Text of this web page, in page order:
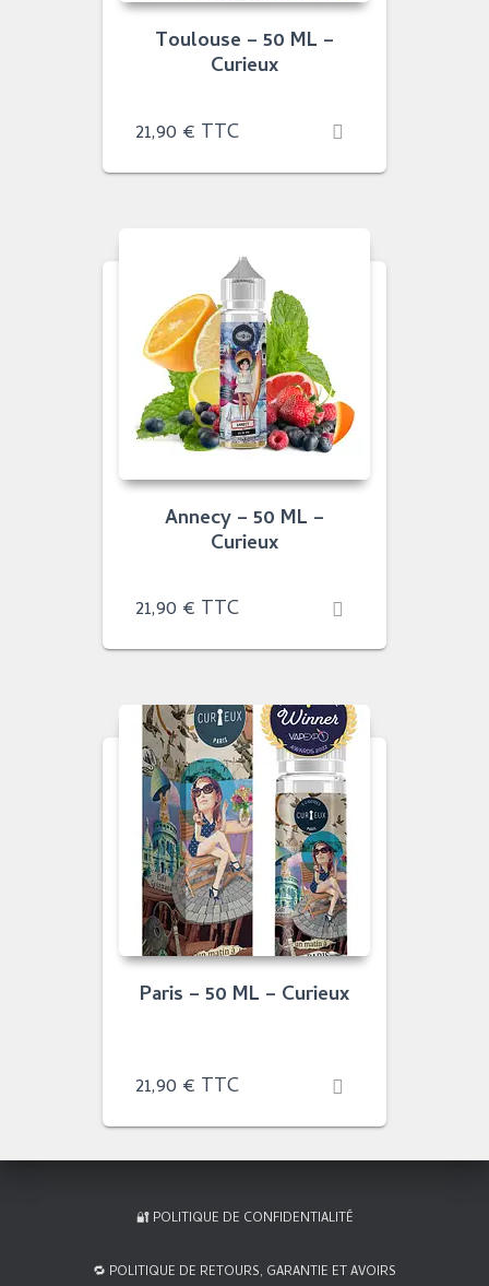
Toulouse – 50 ML –
Curieux
21,90 € TTC
Annecy – 50 ML –
Curieux
21,90 € TTC
Paris – 50 ML – Curieux
21,90 € TTC
🔐 POLITIQUE DE CONFIDENTIALITÉ
🔁 POLITIQUE DE RETOURS, GARANTIE ET AVOIRS